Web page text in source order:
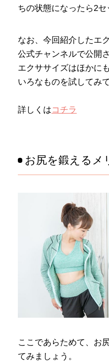
ちの状態になったら2セ
なお、今回紹介したエ
公式チャンネルで公開
エクササイズはほかに
いろなものを試してみ
詳しくはコチラ
お尻を鍛えるメ
ここであらためて、お
てみましょう。